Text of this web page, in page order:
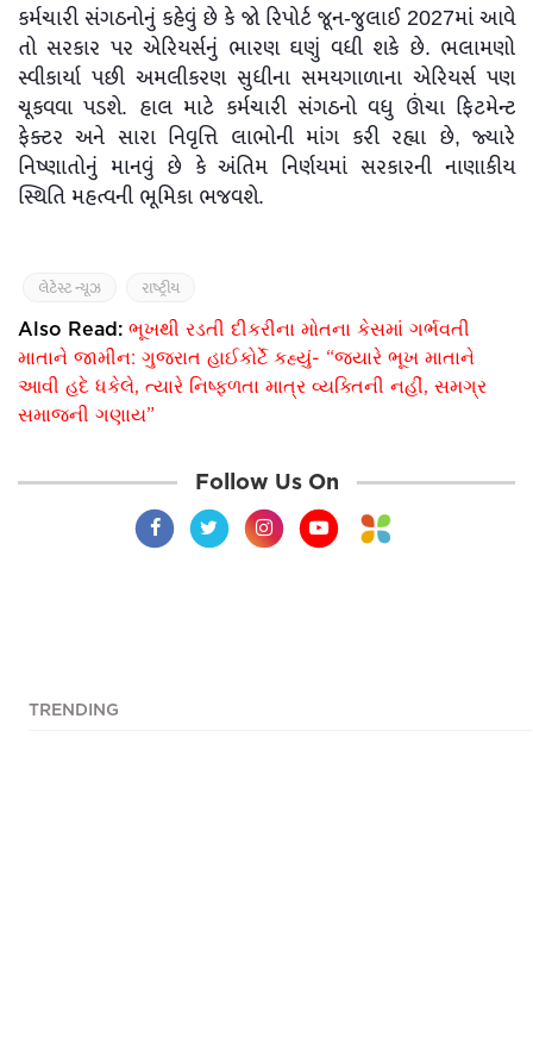
કર્મચારી સંગઠનોનું કહેવું છે કે જો રિપોર્ટ જૂન-જુલાઈ 2027માં આવે
તો સરકાર પર એરિયર્સનું ભારણ ઘણું વધી શકે છે. ભલામણો
સ્વીકાર્યા પછી અમલીકરણ સુધીના સમયગાળાના એરિયર્સ પણ
ચૂકવવા પડશે. હાલ માટે કર્મચારી સંગઠનો વધુ ઊંચા ફિટમેન્ટ
ફેક્ટર અને સારા નિવૃત્તિ લાભોની માંગ કરી રહ્યા છે, જ્યારે
નિષ્ણાતોનું માનવું છે કે અંતિમ નિર્ણયમાં સરકારની નાણાકીય
સ્થિતિ મહત્વની ભૂમિકા ભજવશે.
લેટેસ્ટ ન્યૂઝ રાષ્ટ્રીય
Also Read: ભૂખથી રડતી દીકરીના મોતના કેસમાં ગર્ભવતી
માતાને જામીન: ગુજરાત હાઈકોર્ટે કહ્યું- “જ્યારે ભૂખ માતાને
આવી હદે ધકેલે, ત્યારે નિષ્ફળતા માત્ર વ્યક્તિની નહીં, સમગ્ર
સમાજની ગણાય”
Follow Us On
TRENDING